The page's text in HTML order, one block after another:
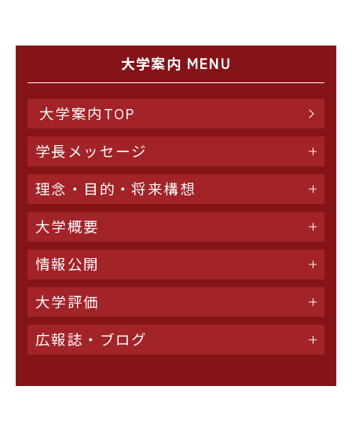
大学案内 MENU
大学案内TOP
学長メッセージ
理念・目的・将来構想
大学概要
情報公開
大学評価
広報誌・ブログ